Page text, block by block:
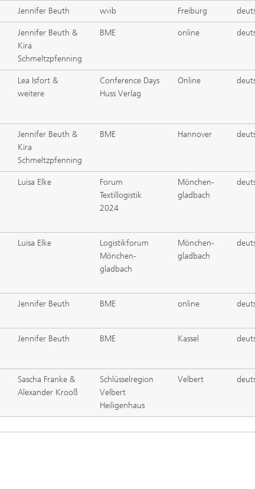
Jennifer Beuth wvib Freiburg
Jennifer Beuth &
Kira
Schmeltzpfenning
BME online
Lea Isfort &
weitere
Conference Days
Huss Verlag
Online
Jennifer Beuth &
Kira
Schmeltzpfenning
BME Hannover
Luisa Elke
Forum
Textillogistik
2024
Mönchen-
gladbach
Luisa Elke
Logistikforum
Mönchen-
gladbach
Mönchen-
gladbach
Jennifer Beuth BME online
Jennifer Beuth BME Kassel
Sascha Franke &
Alexander Krooß
Schlüsselregion
Velbert
Heiligenhaus
Velbert